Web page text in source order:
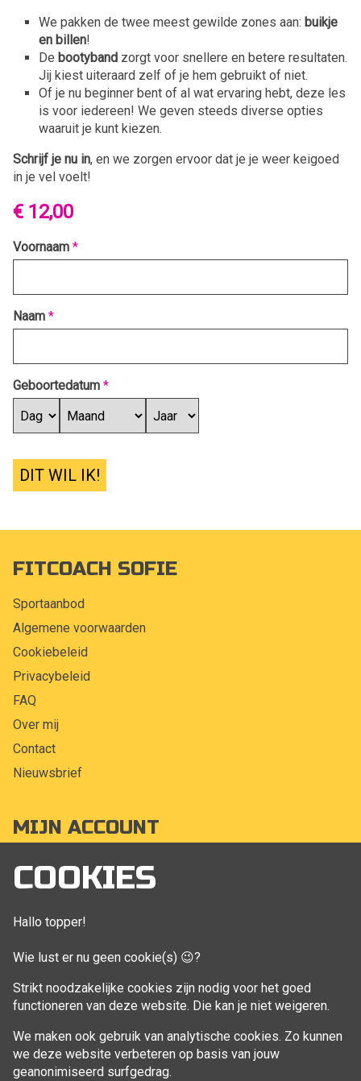
COOKIES
Hallo topper!
Wie lust er nu geen cookie(s) 😉?
Strikt noodzakelijke cookies zijn nodig voor het goed
functioneren van deze website. Die kan je niet weigeren.
We maken ook gebruik van analytische cookies. Zo kunnen
we deze website verbeteren op basis van jouw
geanonimiseerd surfgedrag.
We pakken de twee meest gewilde zones aan: buikje
en billen!
De bootyband zorgt voor snellere en betere resultaten.
Jij kiest uiteraard zelf of je hem gebruikt of niet.
Of je nu beginner bent of al wat ervaring hebt, deze les
is voor iedereen! We geven steeds diverse opties
waaruit je kunt kiezen.
Schrijf je nu in, en we zorgen ervoor dat je je weer keigoed
in je vel voelt!
€ 12,00
Voornaam *
Naam *
Geboortedatum *
DIT WIL IK!
FITCOACH SOFIE
Sportaanbod
Algemene voorwaarden
Cookiebeleid
Privacybeleid
FAQ
Over mij
Contact
Nieuwsbrief
MIJN ACCOUNT
Mijn account
Bestellingen
Aankoop beheren
VOLG MIJ
Facebook